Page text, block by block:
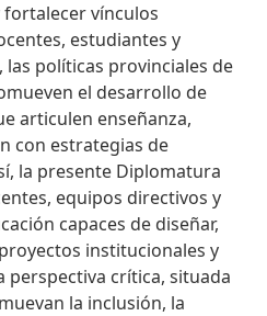
vínculos
estudiantes y
las políticas provinciales de
el desarrollo de
articulen enseñanza,
con estrategias de
la presente Diplomatura
equipos directivos y
capaces de diseñar,
institucionales y
perspectiva crítica, situada
la inclusión, la